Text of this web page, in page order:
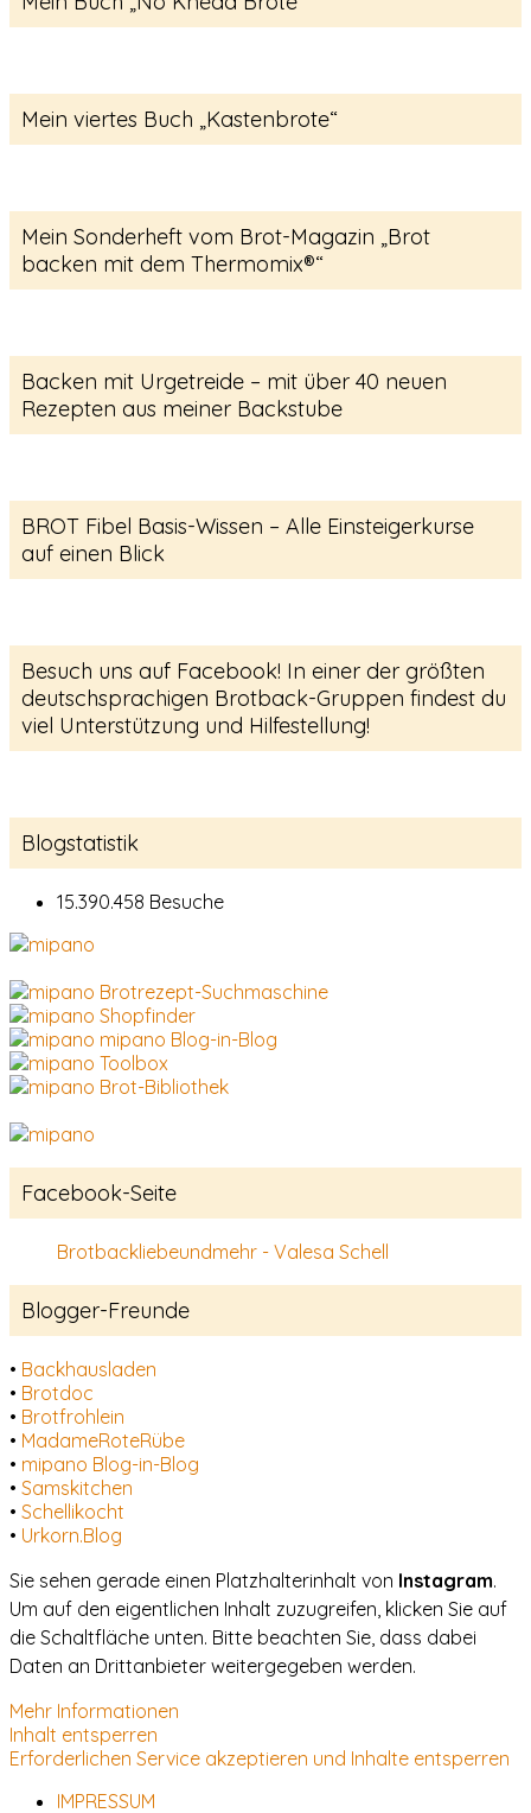
Mein viertes Buch „Kastenbrote“
Mein Sonderheft vom Brot-Magazin „Brot
backen mit dem Thermomix®“
Backen mit Urgetreide – mit über 40 neuen
Rezepten aus meiner Backstube
BROT Fibel Basis-Wissen – Alle Einsteigerkurse
auf einen Blick
Besuch uns auf Facebook! In einer der größten
deutschsprachigen Brotback-Gruppen findest du
viel Unterstützung und Hilfestellung!
Blogstatistik
15.390.458 Besuche
Brotrezept-Suchmaschine
Shopfinder
mipano Blog-in-Blog
Toolbox
Brot-Bibliothek
Facebook-Seite
Brotbackliebeundmehr - Valesa Schell
Blogger-Freunde
• Backhausladen
• Brotdoc
• Brotfrohlein
• MadameRoteRübe
• mipano Blog-in-Blog
• Samskitchen
• Schellikocht
• Urkorn.Blog
Sie sehen gerade einen Platzhalterinhalt von Instagram.
Um auf den eigentlichen Inhalt zuzugreifen, klicken Sie auf
die Schaltfläche unten. Bitte beachten Sie, dass dabei
Daten an Drittanbieter weitergegeben werden.
Mehr Informationen
Inhalt entsperren
Erforderlichen Service akzeptieren und Inhalte entsperren
IMPRESSUM